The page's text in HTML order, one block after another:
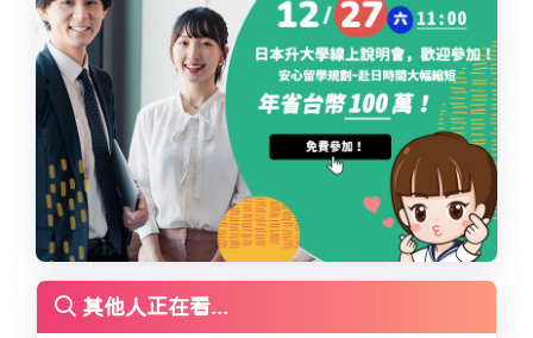
其他人正在看...